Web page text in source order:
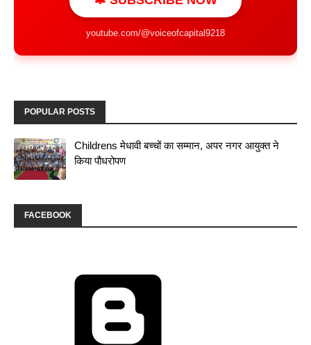
youtube.com/@voiceofcapital9218
POPULAR POSTS
Childrens मेधावी बच्चों का सम्मान, अपर नगर आयुक्त ने
किया पौधरोपण
FACEBOOK